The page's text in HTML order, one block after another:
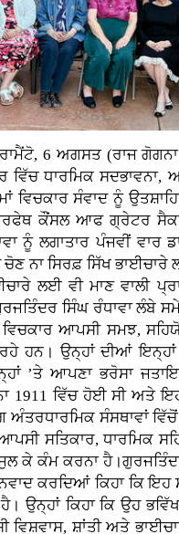
6 ਅਗਸਤ (ਰਾਜ
ਵਿੱਚ ਧਾਰਮਿਕ
ਵਿਚਕਾਰ ਸੰਵਾਦ ਨੂੰ
ਕੌਂਸਲ ਆਫ ਗ੍ਰੇਟਰ
ਨੂੰ ਲਗਾਤਾਰ ਪੰਜਵੀਂ
ਨਾ ਸਿਰਫ਼ ਸਿੱਖ
ਲਈ ਵੀ ਮਾਣ ਵਾਲੀ
ਸਿੰਘ ਰੰਧਾਵਾ ਲੰਬੇ
ਆਪਸੀ ਸਮਝ,
ਹਨ। ਉਨ੍ਹਾਂ ਦੀਆਂ
’ਤੇ ਆਪਣਾ ਭਰੋਸਾ
1911 ਵਿੱਚ ਹੋਈ ਸੀ ਅਤੇ
ਸੰਸਥਾਵਾਂ
ਸਤਿਕਾਰ, ਧਾਰਮਿਕ
ਕੇ ਕੰਮ ਕਰਨਾ
ਕਰਦਿਆਂ ਕਿਹਾ ਕਿ ਇਹ
ਉਨ੍ਹਾਂ ਕਿਹਾ ਕਿ ਉਹ
ਵਿਸ਼ਵਾਸ, ਸ਼ਾਂਤੀ ਅਤੇ